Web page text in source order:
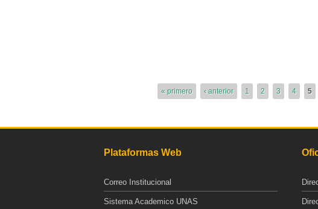
« primero ‹ anterior 1 2 3 4 5
Plataformas Web
Correo Institucional
Sistema Academico UNAS